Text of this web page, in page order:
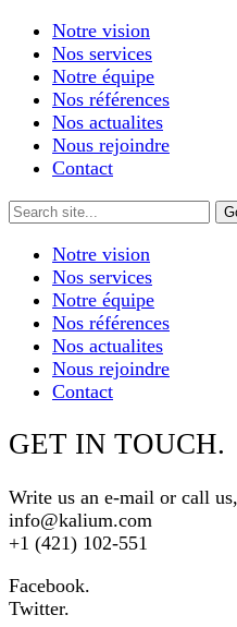
Notre vision
Nos services
Notre équipe
Nos références
Nos actualites
Nous rejoindre
Contact
Notre vision
Nos services
Notre équipe
Nos références
Nos actualites
Nous rejoindre
Contact
GET IN TOUCH.
Write us an e-mail or call us,
info@kalium.com
+1 (421) 102-551
Facebook.
Twitter.